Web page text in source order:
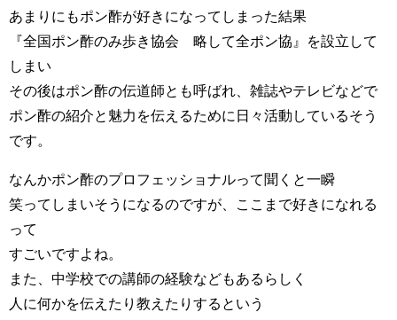
あまりにもポン酢が好きになってしまった結果
『全国ポン酢のみ歩き協会 略して全ポン協』を設立して
しまい
その後はポン酢の伝道師とも呼ばれ、雑誌やテレビなどで
ポン酢の紹介と魅力を伝えるために日々活動しているそう
です。
なんかポン酢のプロフェッショナルって聞くと一瞬
笑ってしまいそうになるのですが、ここまで好きになれる
って
すごいですよね。
また、中学校での講師の経験などもあるらしく
人に何かを伝えたり教えたりするという